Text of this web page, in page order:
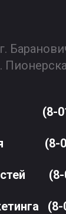
г.
(8-
(8-
(8-
(8-